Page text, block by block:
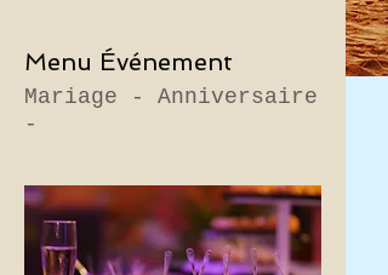
Menu Événement
Mariage - Anniversaire
-